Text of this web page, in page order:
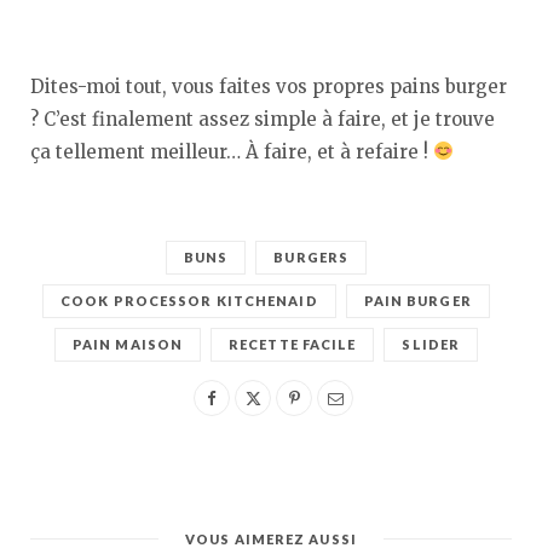
Dites-moi tout, vous faites vos propres pains burger
? C’est finalement assez simple à faire, et je trouve
ça tellement meilleur… À faire, et à refaire !
BUNS BURGERS
COOK PROCESSOR KITCHENAID PAIN BURGER
PAIN MAISON RECETTE FACILE SLIDER
VOUS AIMEREZ AUSSI